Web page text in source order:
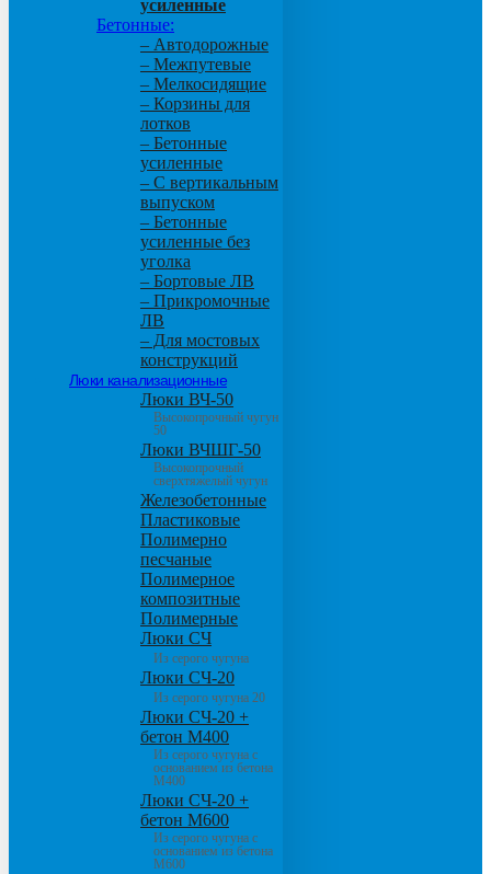
усиленные
Бетонные:
– Автодорожные
– Межпутевые
– Мелкосидящие
– Корзины для
лотков
– Бетонные
усиленные
– С вертикальным
выпуском
– Бетонные
усиленные без
уголка
– Бортовые ЛВ
– Прикромочные
ЛВ
– Для мостовых
конструкций
Люки канализационные
Люки ВЧ-50
Высокопрочный чугун
50
Люки ВЧШГ-50
Высокопрочный
сверхтяжелый чугун
Железобетонные
Пластиковые
Полимерно
песчаные
Полимерное
композитные
Полимерные
Люки СЧ
Из серого чугуна
Люки СЧ-20
Из серого чугуна 20
Люки СЧ-20 +
бетон М400
Из серого чугуна с
основанием из бетона
М400
Люки СЧ-20 +
бетон М600
Из серого чугуна с
основанием из бетона
М600